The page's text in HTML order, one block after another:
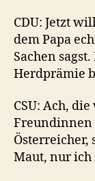
CDU: Jetzt
dem Papa
Sachen
Herdprämie
CSU: Ach,
Freundinnen
Österreicher,
Maut, nur ich